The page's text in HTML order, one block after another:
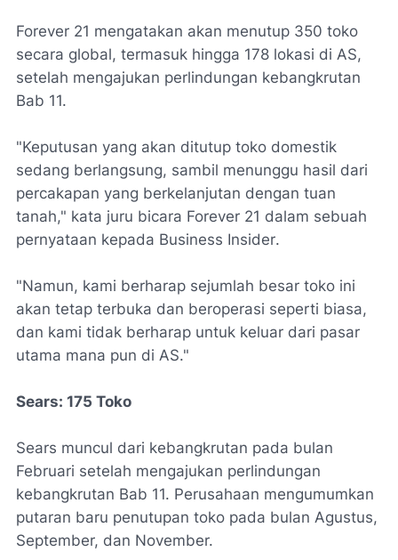
Forever 21 mengatakan akan menutup 350 toko
secara global, termasuk hingga 178 lokasi di AS,
setelah mengajukan perlindungan kebangkrutan
Bab 11.
"Keputusan yang akan ditutup toko domestik
sedang berlangsung, sambil menunggu hasil dari
percakapan yang berkelanjutan dengan tuan
tanah," kata juru bicara Forever 21 dalam sebuah
pernyataan kepada Business Insider.
"Namun, kami berharap sejumlah besar toko ini
akan tetap terbuka dan beroperasi seperti biasa,
dan kami tidak berharap untuk keluar dari pasar
utama mana pun di AS."
Sears: 175 Toko
Sears muncul dari kebangkrutan pada bulan
Februari setelah mengajukan perlindungan
kebangkrutan Bab 11. Perusahaan mengumumkan
putaran baru penutupan toko pada bulan Agustus,
September, dan November.